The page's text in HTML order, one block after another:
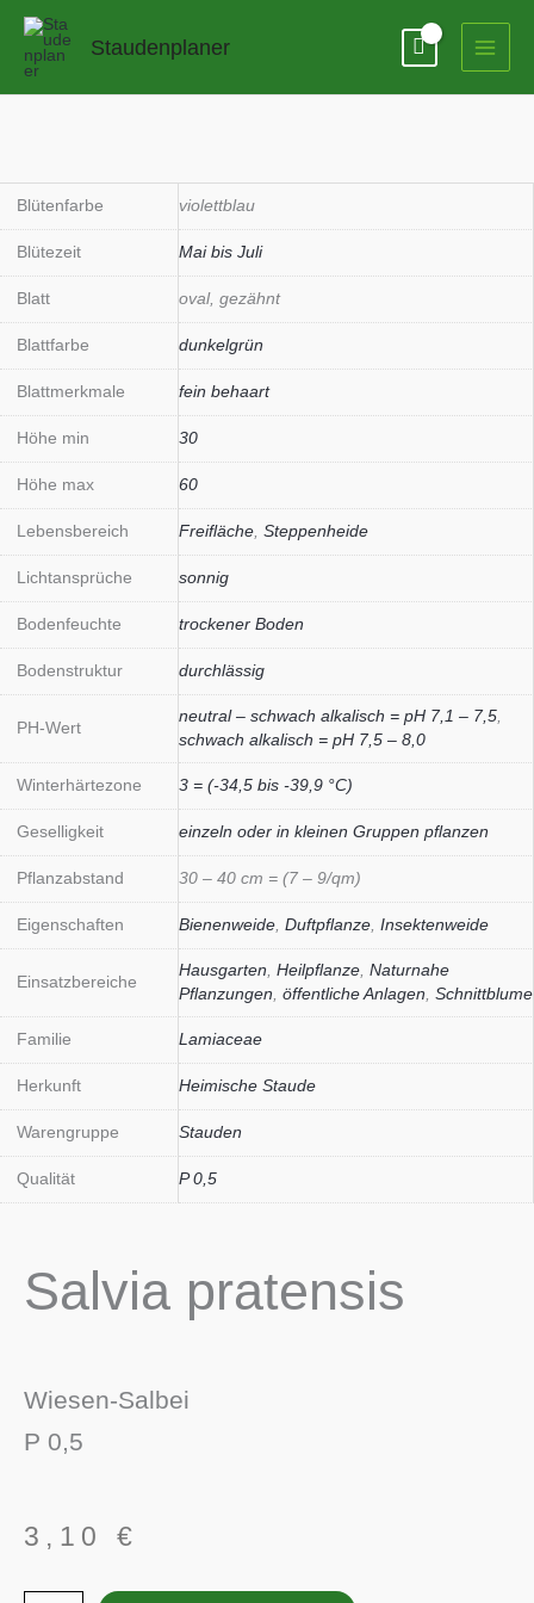
Zum
springen
Staudenplaner
Blütenfarbe violettblau
Blütezeit Mai bis Juli
Blatt oval, gezähnt
Blattfarbe dunkelgrün
Blattmerkmale fein behaart
Höhe min 30
Höhe max 60
Lebensbereich Freifläche Steppenheide
Lichtansprüche sonnig
Bodenfeuchte trockener Boden
Bodenstruktur durchlässig
PH-Wert
neutral – schwach alkalisch = pH 7,1 – 7,5
schwach alkalisch = pH 7,5 – 8,0
Winterhärtezone 3 = (-34,5 bis -39,9 °C)
Geselligkeit einzeln oder in kleinen Gruppen pflanzen
Pflanzabstand 30 – 40 cm = (7 – 9/qm)
Eigenschaften Bienenweide Duftpflanze Insektenweide
Einsatzbereiche
Hausgarten Heilpflanze Naturnahe
Pflanzungen öffentliche Anlagen Schnittblume
Familie Lamiaceae
Herkunft Heimische Staude
Warengruppe Stauden
Qualität P 0,5
Salvia pratensis
Wiesen-Salbei
P 0,5
3,10 €